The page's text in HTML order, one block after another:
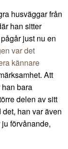
husväggar från
han sitter
just nu en
var det
kännare
Att
bara
delen av sitt
han var även
förvånande,